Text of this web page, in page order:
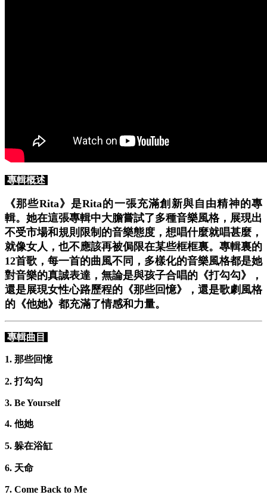
專輯概述
《那些Rita》是Rita的一張充滿創新與自由精神的專
輯。她在這張專輯中大膽嘗試了多種音樂風格，展現出
不受市場和規則限制的音樂態度，想唱什麼就唱甚麼，
就像女人，也不應該再被侷限在某些框框裏。專輯裏的
12首歌，每一首的曲風不同，多樣化的音樂風格都是她
對音樂的真誠表達，無論是與孩子合唱的《打勾勾》，
還是展現女性心路歷程的《那些回憶》，還是歌劇風格
的《他她》都充滿了情感和力量。
專輯曲目
1. 那些回憶
2. 打勾勾
3. Be Yourself
4. 他她
5. 躲在浴缸
6. 天命
7. Come Back to Me